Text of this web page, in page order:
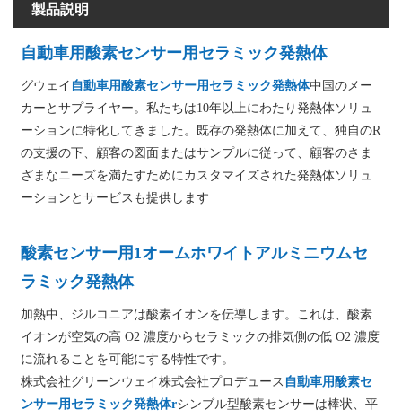
製品説明
自動車用酸素センサー用セラミック発熱体
グウェイ 自動車用酸素センサー用セラミック発熱体中国のメー
カーとサプライヤー。私たちは10年以上にわたり発熱体ソリュ
ーションに特化してきました。既存の発熱体に加えて、独自のR
の支援の下、顧客の図面またはサンプルに従って、顧客のさま
ざまなニーズを満たすためにカスタマイズされた発熱体ソリュ
ーションとサービスも提供します
酸素センサー用1オームホワイトアルミニウムセ
ラミック発熱体
加熱中、ジルコニアは酸素イオンを伝導します。これは、酸素
イオンが空気の高 O2 濃度からセラミックの排気側の低 O2 濃度
に流れることを可能にする特性です。
株式会社グリーンウェイ株式会社プロデュース 自動車用酸素セ
ンサー用セラミック発熱体rシンブル型酸素センサーは棒状、平